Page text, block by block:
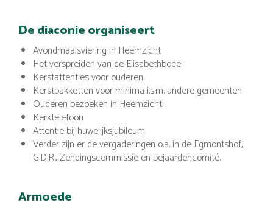
De diaconie organiseert
Avondmaalsviering in Heemzicht
Het verspreiden van de Elisabethbode
Kerstattenties voor ouderen
Kerstpakketten voor minima i.s.m. andere gemeenten
Ouderen bezoeken in Heemzicht
Kerktelefoon
Attentie bij huwelijksjubileum
Verder zijn er de vergaderingen o.a. in de Egmontshof,
G.D.R., Zendingscommissie en bejaardencomité.
Armoede